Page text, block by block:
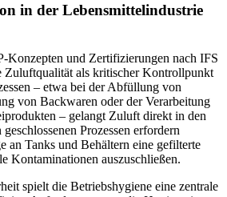
in der Lebensmittelindustrie
Konzepten und Zertifizierungen nach IFS
als kritischer Kontrollpunkt
– etwa bei der Abfüllung von
von Backwaren oder der Verarbeitung
– gelangt Zuluft direkt in den
Prozessen erfordern
an Tanks und Behältern eine gefilterte
Kontaminationen auszuschließen.
spielt die Betriebshygiene eine zentrale